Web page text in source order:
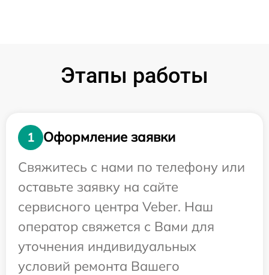
Этапы работы
1
Оформление заявки
Свяжитесь с нами по телефону или
оставьте заявку на сайте
сервисного центра Veber. Наш
оператор свяжется с Вами для
уточнения индивидуальных
условий ремонта Вашего